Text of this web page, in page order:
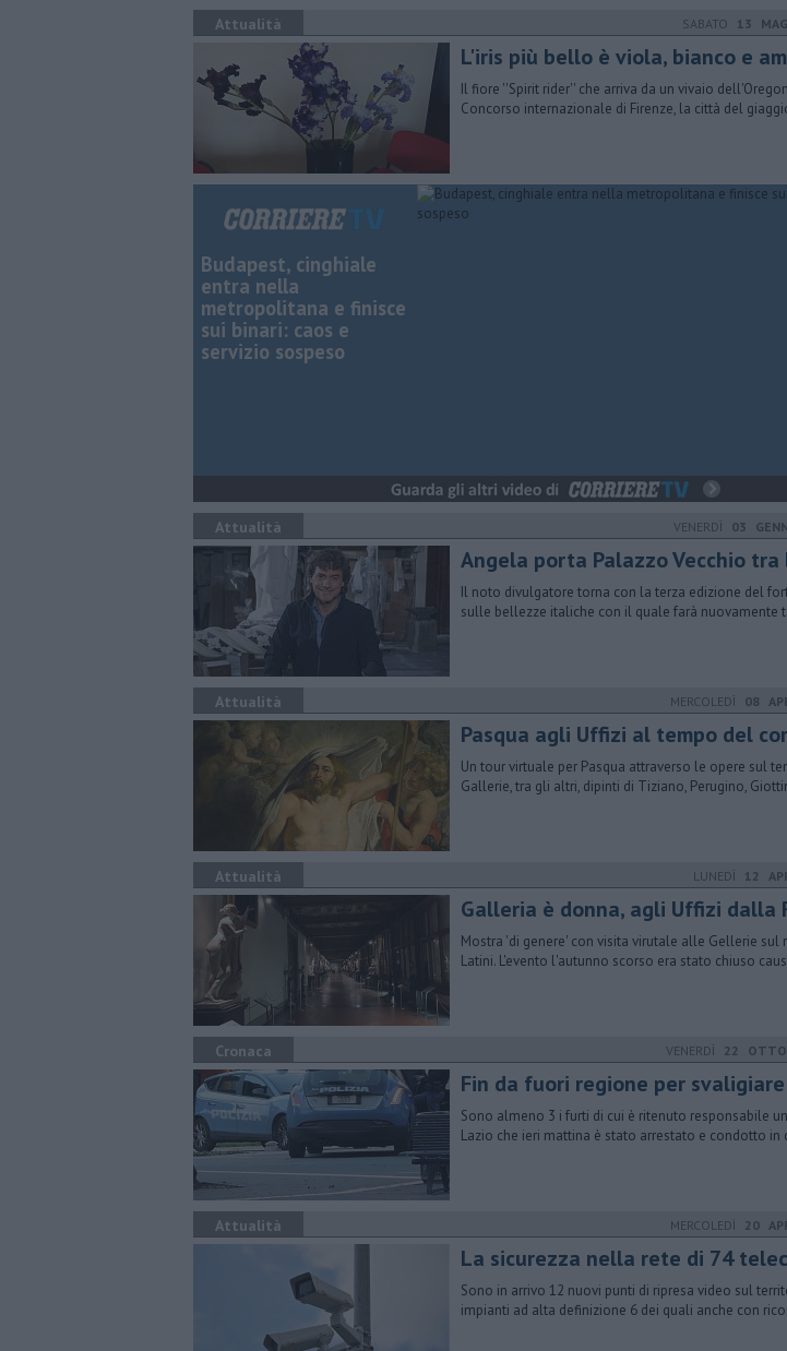
Attualità SABATO 13
L'iris più bello è viola, bianco e
Il fiore ''Spirit rider'' che arriva da un vivaio
Concorso internazionale di Firenze, la città del
Budapest, cinghiale
entra nella
metropolitana e finisce
sui binari: caos e
servizio sospeso
Attualità VENERDÌ 03
Angela porta Palazzo Vecchio
Il noto divulgatore torna con la terza edizione del
sulle bellezze italiche con il quale farà nuovamente
Attualità MERCOLEDÌ 08
Pasqua agli Uffizi al tempo del
Un tour virtuale per Pasqua attraverso le opere sul
Gallerie, tra gli altri, dipinti di Tiziano, Perugino,
Attualità LUNEDÌ 12
Galleria è donna, agli Uffizi dalla
Mostra 'di genere' con visita virutale alle Gellerie
Latini. L'evento l'autunno scorso era stato chiuso
Cronaca VENERDÌ 22
Fin da fuori regione per
Sono almeno 3 i furti di cui è ritenuto responsabile
Lazio che ieri mattina è stato arrestato e condotto in
Attualità MERCOLEDÌ 20
La sicurezza nella rete di 74
Sono in arrivo 12 nuovi punti di ripresa video sul
impianti ad alta definizione 6 dei quali anche con